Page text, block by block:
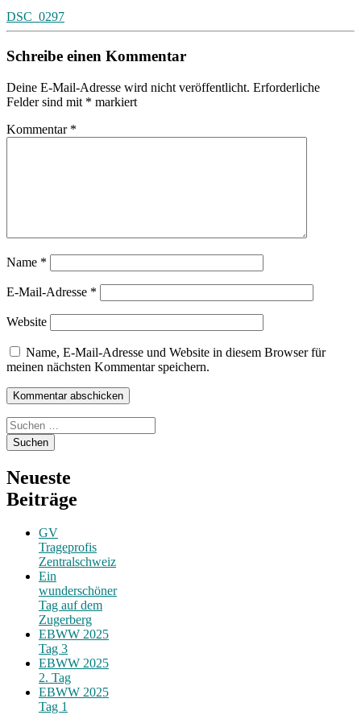
Beitragsnavigation
DSC_0297
Schreibe einen Kommentar
Deine E-Mail-Adresse wird nicht veröffentlicht. Erforderliche
Felder sind mit * markiert
Kommentar *
Name *
E-Mail-Adresse *
Website
Name, E-Mail-Adresse und Website in diesem Browser für
meinen nächsten Kommentar speichern.
Suchen
nach:
Neueste
Beiträge
GV
Trageprofis
Zentralschweiz
Ein
wunderschöner
Tag auf dem
Zugerberg
EBWW 2025
Tag 3
EBWW 2025
2. Tag
EBWW 2025
Tag 1